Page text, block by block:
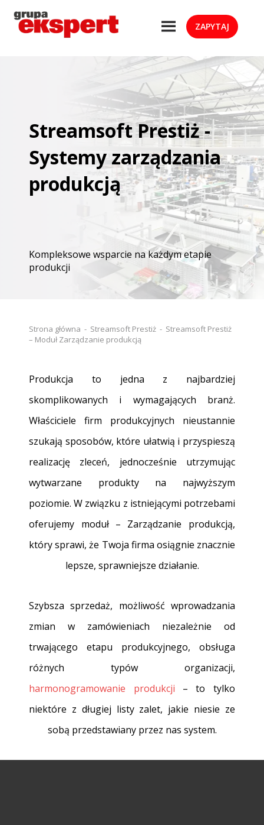
ZAPYTAJ
Streamsoft Prestiż -
Systemy zarządzania
produkcją
Kompleksowe wsparcie na każdym etapie
produkcji
Strona główna - Streamsoft Prestiż - Streamsoft Prestiż
– Moduł Zarządzanie produkcją
Produkcja to jedna z najbardziej
skomplikowanych i wymagających branż.
Właściciele firm produkcyjnych nieustannie
szukają sposobów, które ułatwią i przyspieszą
realizację zleceń, jednocześnie utrzymując
wytwarzane produkty na najwyższym
poziomie. W związku z istniejącymi potrzebami
oferujemy moduł – Zarządzanie produkcją,
który sprawi, że Twoja firma osiągnie znacznie
lepsze, sprawniejsze działanie.
Szybsza sprzedaż, możliwość wprowadzania
zmian w zamówieniach niezależnie od
trwającego etapu produkcyjnego, obsługa
różnych typów organizacji,
harmonogramowanie produkcji – to tylko
niektóre z długiej listy zalet, jakie niesie ze
sobą przedstawiany przez nas system.